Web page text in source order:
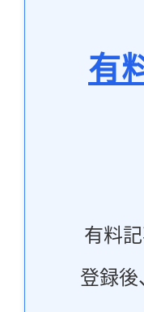
有
有料
登録